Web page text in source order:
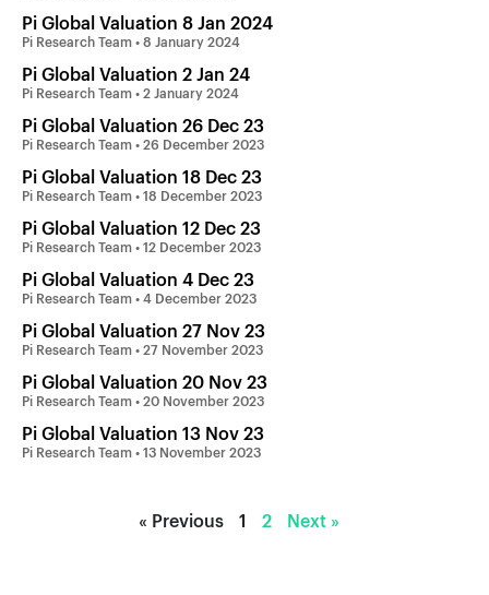
Pi Global Valuation 8 Jan 2024
Pi Research Team 8 January 2024
Pi Global Valuation 2 Jan 24
Pi Research Team 2 January 2024
Pi Global Valuation 26 Dec 23
Pi Research Team 26 December 2023
Pi Global Valuation 18 Dec 23
Pi Research Team 18 December 2023
Pi Global Valuation 12 Dec 23
Pi Research Team 12 December 2023
Pi Global Valuation 4 Dec 23
Pi Research Team 4 December 2023
Pi Global Valuation 27 Nov 23
Pi Research Team 27 November 2023
Pi Global Valuation 20 Nov 23
Pi Research Team 20 November 2023
Pi Global Valuation 13 Nov 23
Pi Research Team 13 November 2023
« Previous 1 2 Next »